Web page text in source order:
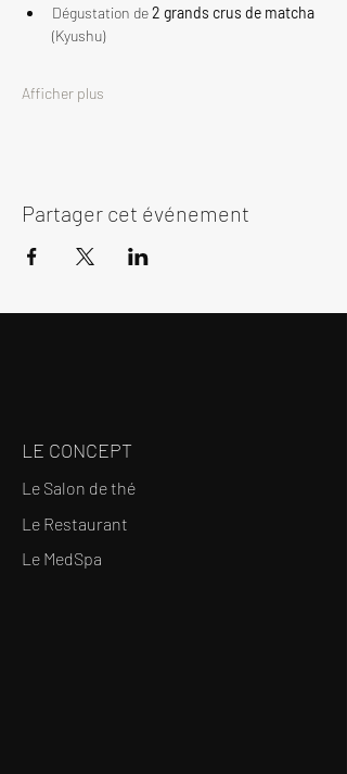
Dégustation de 2 grands crus de matcha
(Kyushu)
Afficher plus
Partager cet événement
LE CONCEPT
Le Salon de thé
Le Restaurant
Le MedSpa